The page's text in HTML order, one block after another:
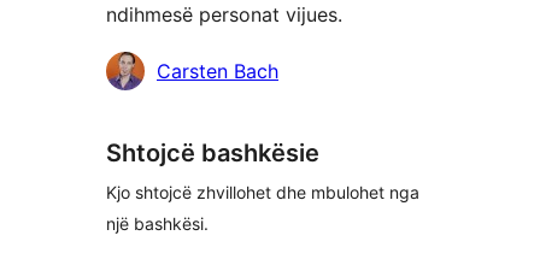
ndihmesë personat vijues.
KontribuesCarsten Bach
Shtojcë bashkësie
Kjo shtojcë zhvillohet dhe mbulohet nga
një bashkësi.